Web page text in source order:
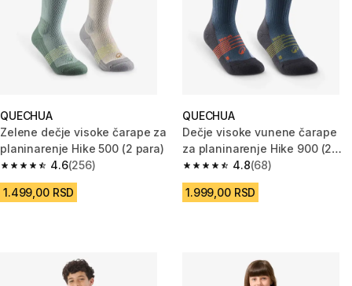
QUECHUA
Zelene dečje visoke čarape za
planinarenje Hike 500 (2 para)
4.6
4.6 od 5 zvezdica from 256 Recenzije
(256)
1.499,00 RSD
QUECHUA
Dečje visoke vunene čarape
za planinarenje Hike 900 (2
para)
4.8
4.8 od 5 zvezdica from 68
(68)
1.999,00 RSD